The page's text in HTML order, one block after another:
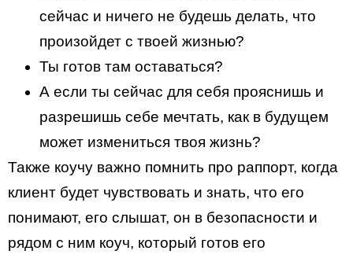
сейчас и ничего не будешь делать, что
произойдет с твоей жизнью?
Ты готов там оставаться?
А если ты сейчас для себя прояснишь и
разрешишь себе мечтать, как в будущем
может измениться твоя жизнь?
Также коучу важно помнить про раппорт, когда
клиент будет чувствовать и знать, что его
понимают, его слышат, он в безопасности и
рядом с ним коуч, который готов его